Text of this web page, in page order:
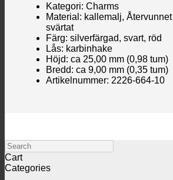
Kategori: Charms
Material: kallemalj,
svärtat
Färg: silverfärgad, svart, röd
Lås: karbinhake
Höjd: ca 25,00 mm (0,98 tum)
Bredd: ca 9,00 mm (0,35 tum)
Artikelnummer: 2226-664-10
Search
Cart
Categories